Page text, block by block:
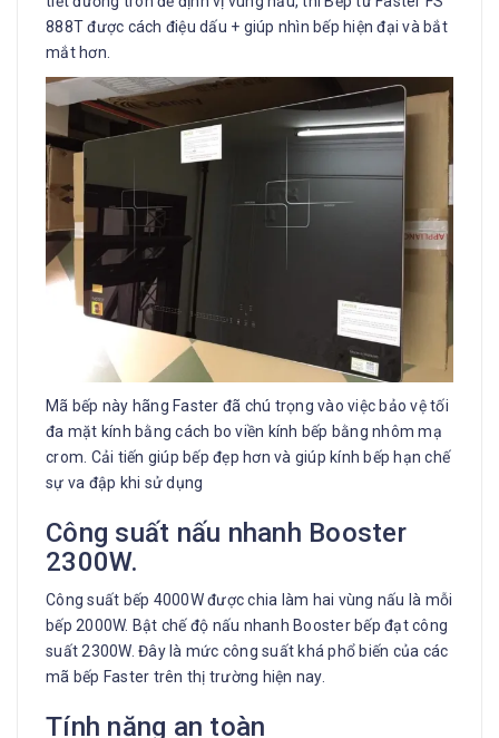
888T được cách điệu dấu + giúp nhìn bếp hiện đại và bắt
mắt hơn.
Mã bếp này hãng Faster đã chú trọng vào việc bảo vệ tối
đa mặt kính bằng cách bo viền kính bếp bằng nhôm mạ
crom. Cải tiến giúp bếp đẹp hơn và giúp kính bếp hạn chế
sự va đập khi sử dụng
Công suất nấu nhanh Booster
2300W.
Công suất bếp 4000W được chia làm hai vùng nấu là mỗi
bếp 2000W. Bật chế độ nấu nhanh Booster bếp đạt công
suất 2300W. Đây là mức công suất khá phổ biến của các
mã bếp Faster trên thị trường hiện nay.
Tính năng an toàn